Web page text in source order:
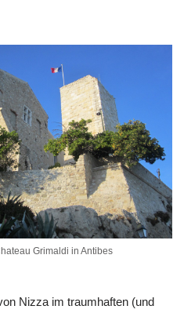
Grimaldi in Antibes
Nizza im traumhaften (und